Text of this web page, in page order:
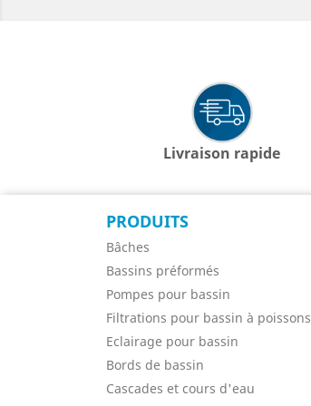
Livraison rapide
PRODUITS
Bâches
Bassins préformés
Pompes pour bassin
Filtrations pour bassin à poissons
Eclairage pour bassin
Bords de bassin
Cascades et cours d'eau